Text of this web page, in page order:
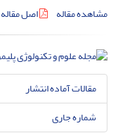
مشاهده مقاله
اصل مقاله
مقالات آماده انتشار
شماره جاری